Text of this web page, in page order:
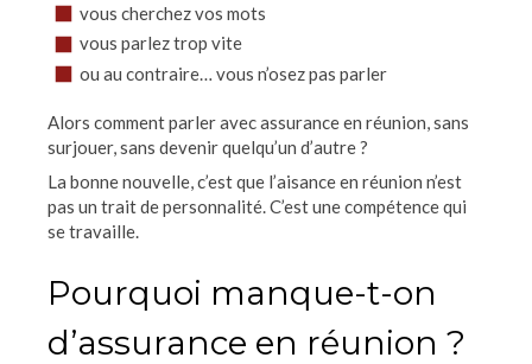
vous cherchez vos mots
vous parlez trop vite
ou au contraire… vous n’osez pas parler
Alors comment parler avec assurance en réunion, sans
surjouer, sans devenir quelqu’un d’autre ?
La bonne nouvelle, c’est que l’aisance en réunion n’est
pas un trait de personnalité. C’est une compétence qui
se travaille.
Pourquoi manque-t-on
d’assurance en réunion ?